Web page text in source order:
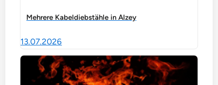
Mehrere Kabeldiebstähle in Alzey
13.07.2026